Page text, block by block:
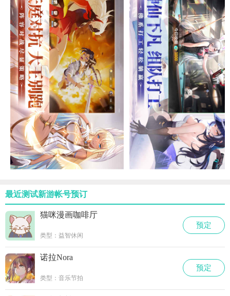
最近测试新游帐号预订
猫咪漫画咖啡厅
类型：益智休闲
预定
诺拉Nora
类型：音乐节拍
预定